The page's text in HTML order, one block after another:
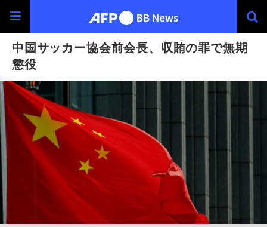
中国サッカー協会前会長、収賄の罪で無期
懲役